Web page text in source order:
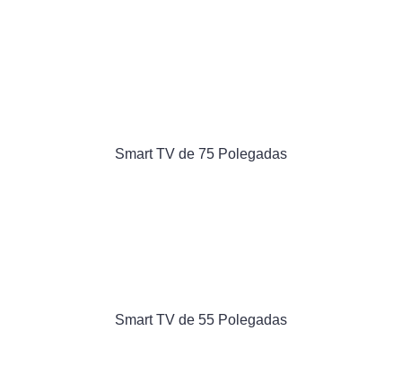
Smart TV de 75 Polegadas
Smart TV de 55 Polegadas